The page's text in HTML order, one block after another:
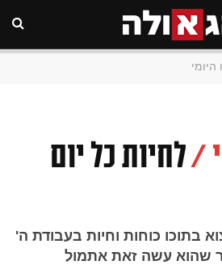
היומי
/ לחיות כל יום
בתוכו כוחות וחיות בעבודת ה'
שהוא עשה זאת אתמול